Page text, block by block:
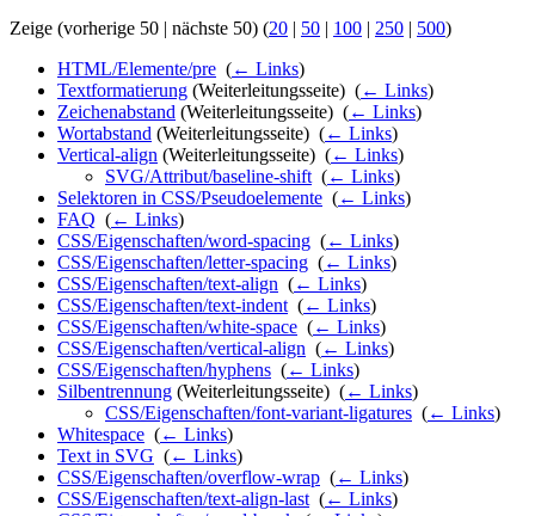
Zeige (vorherige 50 | nächste 50) (20 | 50 | 100 | 250 | 500)
HTML/Elemente/pre (← Links)
Textformatierung (Weiterleitungsseite) ‎ (← Links)
Zeichenabstand (Weiterleitungsseite) ‎ (← Links)
Wortabstand (Weiterleitungsseite) ‎ (← Links)
Vertical-align (Weiterleitungsseite) ‎ (← Links)
SVG/Attribut/baseline-shift (← Links)
Selektoren in CSS/Pseudoelemente (← Links)
FAQ (← Links)
CSS/Eigenschaften/word-spacing (← Links)
CSS/Eigenschaften/letter-spacing (← Links)
CSS/Eigenschaften/text-align (← Links)
CSS/Eigenschaften/text-indent (← Links)
CSS/Eigenschaften/white-space (← Links)
CSS/Eigenschaften/vertical-align (← Links)
CSS/Eigenschaften/hyphens (← Links)
Silbentrennung (Weiterleitungsseite) ‎ (← Links)
CSS/Eigenschaften/font-variant-ligatures (← Links)
Whitespace (← Links)
Text in SVG (← Links)
CSS/Eigenschaften/overflow-wrap (← Links)
CSS/Eigenschaften/text-align-last (← Links)